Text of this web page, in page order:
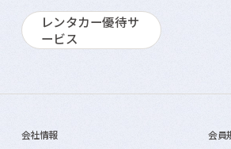
レンタカー優待サ
ービス
会社情報
会員